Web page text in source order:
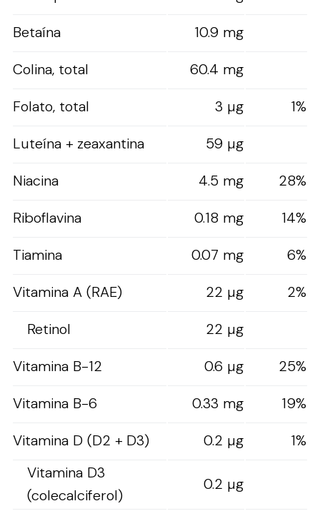
Betaína
10.9 mg
Colina, total
60.4 mg
Folato, total
3 µg
1%
Luteína + zeaxantina
59 µg
Niacina
4.5 mg
28%
Riboflavina
0.18 mg
14%
Tiamina
0.07 mg
6%
Vitamina A (RAE)
22 µg
2%
Retinol
22 µg
Vitamina B-12
0.6 µg
25%
Vitamina B-6
0.33 mg
19%
Vitamina D (D2 + D3)
0.2 µg
1%
Vitamina D3
(colecalciferol)
0.2 µg